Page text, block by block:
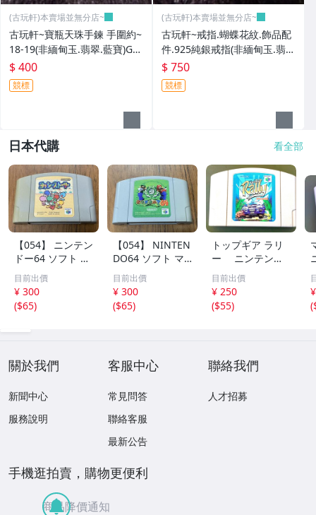
(古玩軒)本賣場並無分店~
古玩軒~寶瓶天珠手鍊 手圍約~
18-19(非緬甸玉.翡翠.藍寶)GG
G112
$ 400
競標
(古玩軒)本賣場並無分店~
古玩軒~戒指.蝴蝶花紋.飾品配
件.925純銀戒指(非緬甸玉.翡
翠.藍寶)GGG111
$ 750
競標
日本代購 看全部
【054】 ニンテン
ドー64 ソフト ヨ
ッシーストーリー
目前出價
¥ 300
($65)
【054】 NINTEN
DO64 ソフト マ
リオゴルフ64
目前出價
¥ 300
($65)
トップギア ラリ
ー ニンテンド
ー64【動作未確
認】
目前出價
¥ 250
($55)
(
關於我們
新聞中心
服務說明
客服中心
常見問答
聯絡客服
最新公告
聯絡我們
人才招募
手機逛拍賣，購物更便利
商品降價通知